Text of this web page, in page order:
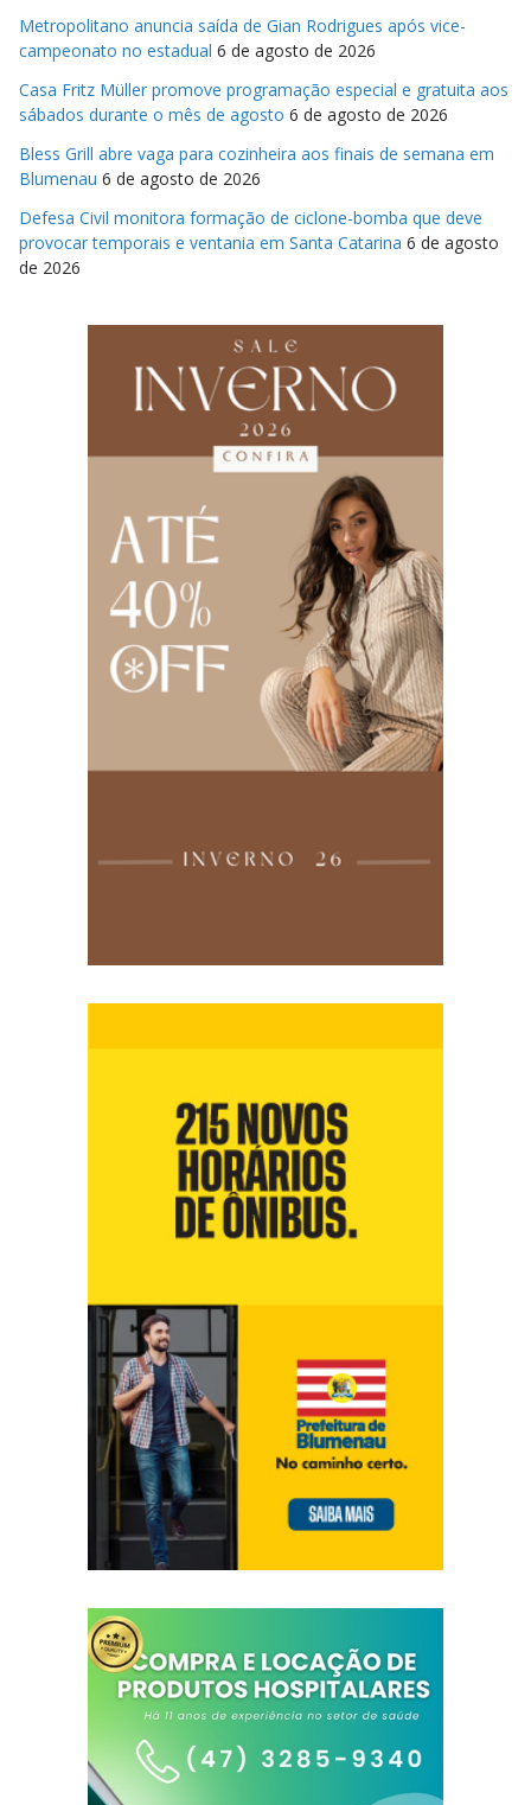
Metropolitano anuncia saída de Gian Rodrigues após vice-
campeonato no estadual 6 de agosto de 2026
Casa Fritz Müller promove programação especial e gratuita aos
sábados durante o mês de agosto 6 de agosto de 2026
Bless Grill abre vaga para cozinheira aos finais de semana em
Blumenau 6 de agosto de 2026
Defesa Civil monitora formação de ciclone-bomba que deve
provocar temporais e ventania em Santa Catarina 6 de agosto
de 2026